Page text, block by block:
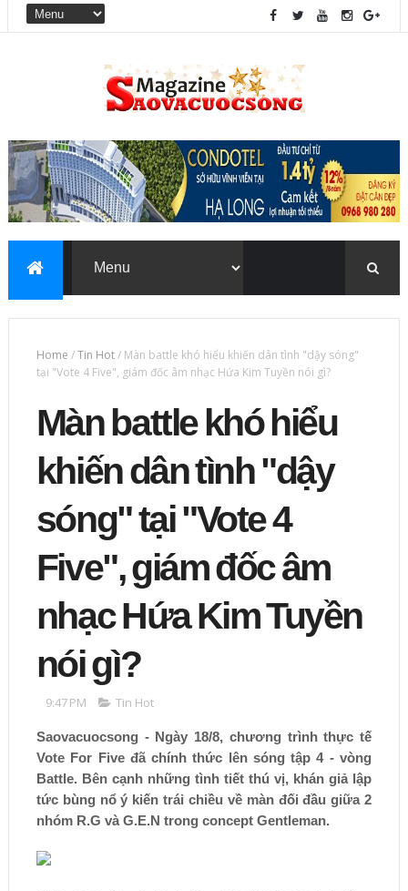
Home /Tin Hot/ Màn battle khó hiểu khiến dân tình "dậy sóng"
tại "Vote 4 Five", giám đốc âm nhạc Hứa Kim Tuyền nói gì?
Màn battle khó hiểu
khiến dân tình "dậy
sóng" tại "Vote 4
Five", giám đốc âm
nhạc Hứa Kim Tuyền
nói gì?
9:47 PM Tin Hot
Saovacuocsong - Ngày 18/8, chương trình thực tế
Vote For Five đã chính thức lên sóng tập 4 - vòng
Battle. Bên cạnh những tình tiết thú vị, khán giả lập
tức bùng nổ ý kiến trái chiều về màn đối đầu giữa 2
nhóm R.G và G.E.N trong concept Gentleman.